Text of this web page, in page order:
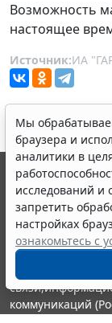
Возможность
настоящее
Источник:ИА
Мы
браузера и
аналитики в
исследований и
запретить
настройках
ознакомьтесь с
© ООО "НПП
выпускается с
являются
информации
Портал
издания
коммуникаций